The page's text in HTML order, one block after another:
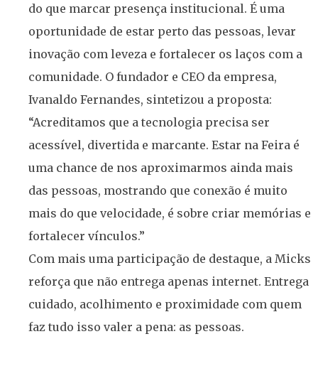
do que marcar presença institucional. É uma
oportunidade de estar perto das pessoas, levar
inovação com leveza e fortalecer os laços com a
comunidade. O fundador e CEO da empresa,
Ivanaldo Fernandes, sintetizou a proposta:
“Acreditamos que a tecnologia precisa ser
acessível, divertida e marcante. Estar na Feira é
uma chance de nos aproximarmos ainda mais
das pessoas, mostrando que conexão é muito
mais do que velocidade, é sobre criar memórias e
fortalecer vínculos.”
Com mais uma participação de destaque, a Micks
reforça que não entrega apenas internet. Entrega
cuidado, acolhimento e proximidade com quem
faz tudo isso valer a pena: as pessoas.